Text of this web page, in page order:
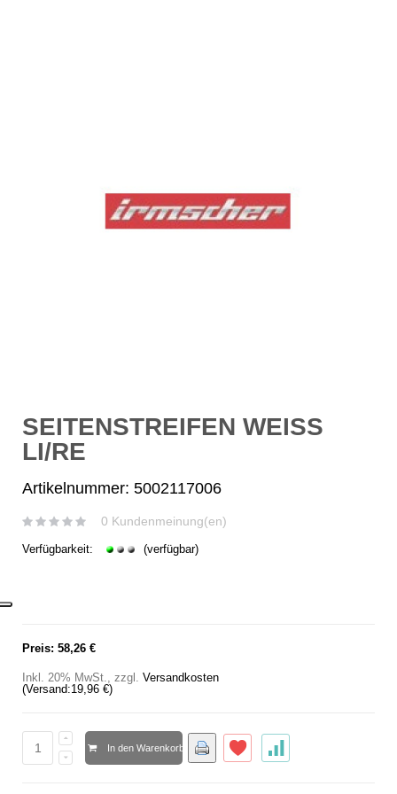
SEITENSTREIFEN WEISS
LI/RE
Artikelnummer: 5002117006
0 Kundenmeinung(en)
Verfügbarkeit: (verfügbar)
Preis: 58,26 €
Inkl. 20% MwSt., zzgl. Versandkosten
(Versand:19,96 €)
In den Warenkorb